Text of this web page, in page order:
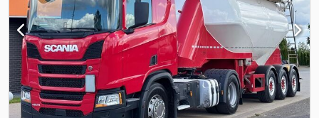
stebėsena, retarderis, spoileris, sėdynės šildytuvas, trauki
kontrolė, vairo stiprintuvas, šaldytuvas